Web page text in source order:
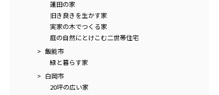
蓮田の家
旧き良きを生かす家
実家の木でつくる家
庭の自然にとけこむ二世帯住宅
飯能市
緑と暮らす家
白岡市
20坪の広い家